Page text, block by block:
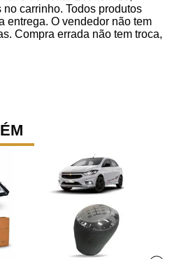
carrinho. Todos produtos
entrega. O vendedor não tem
Compra errada não tem troca,